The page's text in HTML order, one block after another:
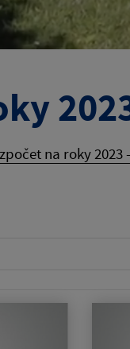
na roky 2023